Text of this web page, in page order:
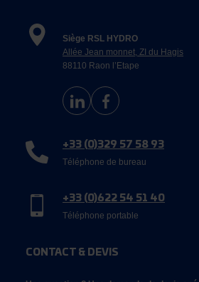
Siège RSL HYDRO
Allée Jean monnet, ZI du Hagis
88110 Raon l’Etape
+33 (0)329 57 58 93
Téléphone de bureau
+33 (0)622 54 51 40
Téléphone portable
CONTACT & DEVIS